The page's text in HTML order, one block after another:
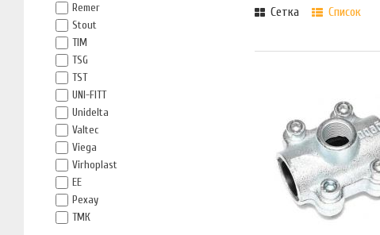
Сетка Список
Remer
Stout
TIM
TSG
TST
UNI-FITT
Unidelta
Valtec
Viega
Virhoplast
ЕЕ
Рехау
ТМК